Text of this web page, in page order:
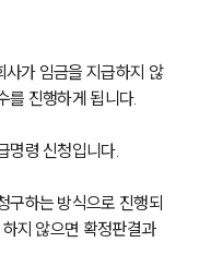
가 임금을 지급하지 않
를 진행하게 됩니다.
명령 신청입니다.
구하는 방식으로 진행되
지 않으면 확정판결과